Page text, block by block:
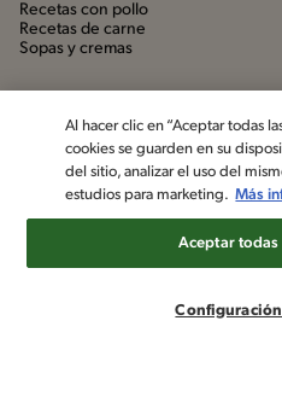
Recetas con pollo
Recetas de carne
Sopas y cremas
©2022, Nestlé. Marcas registradas
Al hacer clic en “Aceptar todas
cookies se guarden en su
del sitio, analizar el uso del
estudios para marketing. Más
Aceptar todas